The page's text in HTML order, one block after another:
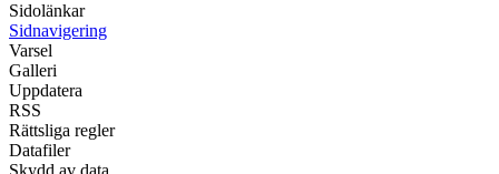
Sidolänkar
Sidnavigering
Varsel
Galleri
Uppdatera
RSS
Rättsliga regler
Datafiler
Skydd av data